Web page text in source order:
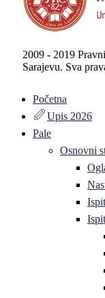
2009 - 2019
Sarajevu. Sva
Početna
Upis 2026
Pale
Osnovni